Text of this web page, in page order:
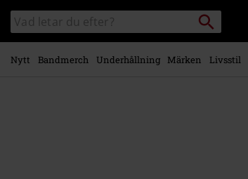
Gå till
huvudinnehåll
Sök
i
katalogen
Sök
Nytt Bandmerch Underhållning Märken Livsstil